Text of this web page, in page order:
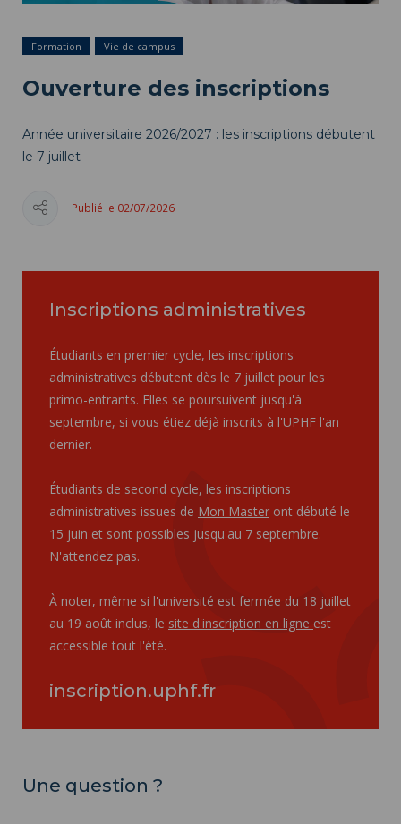
Formation Vie de campus
Ouverture des inscriptions
Année universitaire 2026/2027 : les inscriptions débutent
le 7 juillet
Publié le 02/07/2026
Inscriptions administratives
Étudiants en premier cycle, les inscriptions
administratives débutent dès le 7 juillet pour les
primo-entrants. Elles se poursuivent jusqu'à
septembre, si vous étiez déjà inscrits à l'UPHF l'an
dernier.
Étudiants de second cycle, les inscriptions
administratives issues de Mon Master ont débuté le
15 juin et sont possibles jusqu'au 7 septembre.
N'attendez pas.
À noter, même si l'université est fermée du 18 juillet
au 19 août inclus, le site d'inscription en ligne est
accessible tout l'été.
inscription.uphf.fr
Une question ?